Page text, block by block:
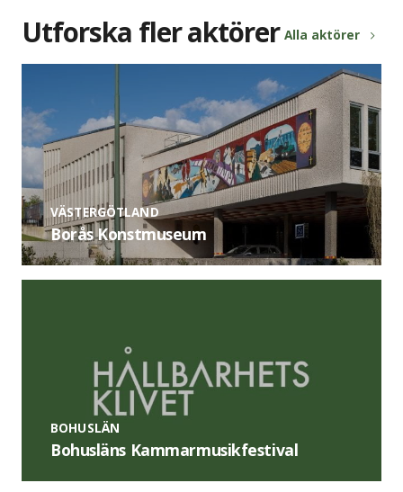
Utforska fler aktörer Alla aktörer
VÄSTERGÖTLAND
Borås Konstmuseum
BOHUSLÄN
Bohusläns Kammarmusikfestival